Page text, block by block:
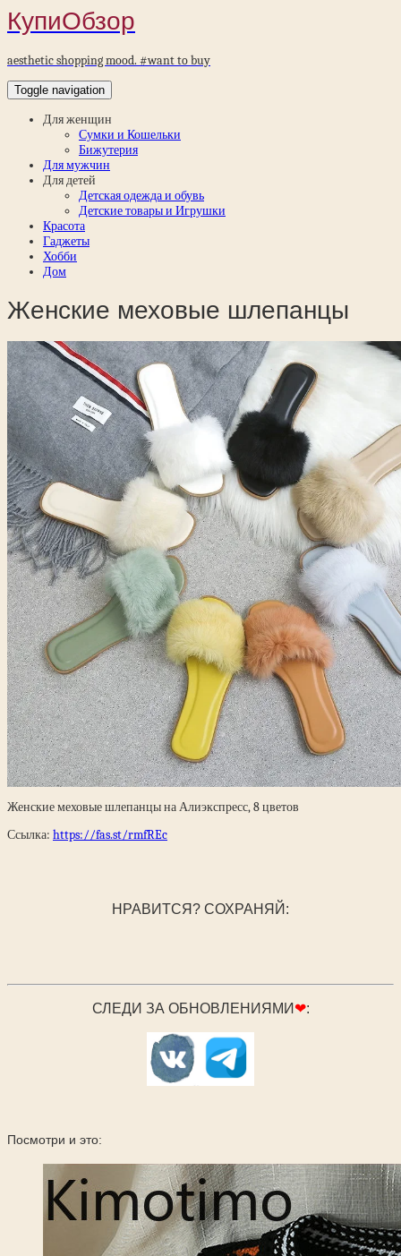
КупиОбзор
aesthetic shopping mood. #want to buy
Toggle navigation
Для женщин
Сумки и Кошельки
Бижутерия
Для мужчин
Для детей
Детская одежда и обувь
Детские товары и Игрушки
Красота
Гаджеты
Хобби
Дом
Женские меховые шлепанцы
Женские меховые шлепанцы на Алиэкспресс, 8 цветов
Ссылка: https://fas.st/rmfREc
НРАВИТСЯ? СОХРАНЯЙ:
СЛЕДИ ЗА ОБНОВЛЕНИЯМИ ❤:
Посмотри и это: